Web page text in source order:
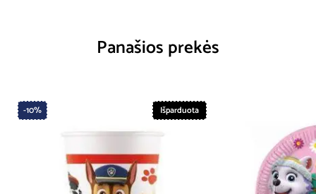
Panašios prekės
-10% Išparduota